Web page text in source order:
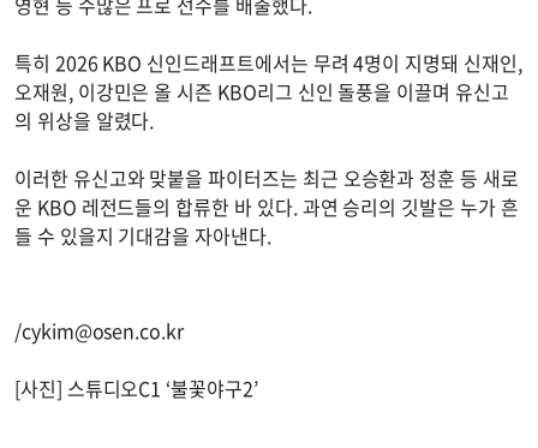
특히 2026 KBO 신인드래프트에서는 무려 4명이 지명돼 신재인,
오재원, 이강민은 올 시즌 KBO리그 신인 돌풍을 이끌며 유신고
의 위상을 알렸다.
이러한 유신고와 맞붙을 파이터즈는 최근 오승환과 정훈 등 새로
운 KBO 레전드들의 합류한 바 있다. 과연 승리의 깃발은 누가 흔
들 수 있을지 기대감을 자아낸다.
/cykim@osen.co.kr
[사진] 스튜디오C1 ‘불꽃야구2’